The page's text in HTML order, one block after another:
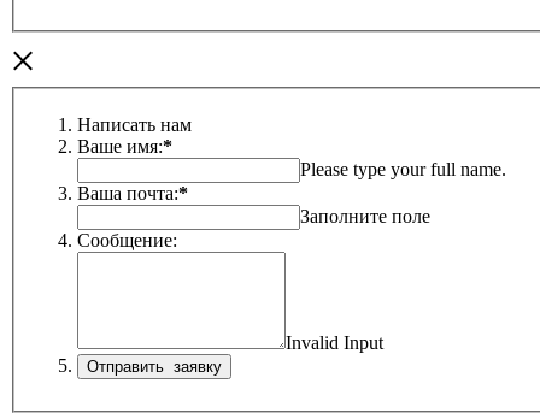
×
Написать нам
Ваше имя:*
Please type your full name.
Ваша почта:*
Заполните поле
Сообщение:
Invalid Input